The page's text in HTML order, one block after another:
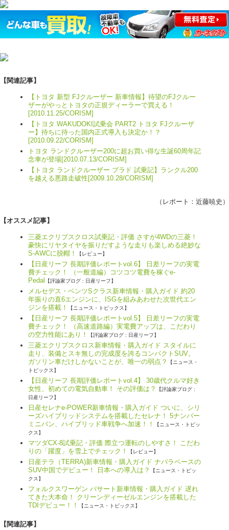
【関連記事】
【トヨタ 新型 FJクルーザー 新車情報】待望のFJクルー
ザーがやっとトヨタの正規ディーラーで買える！
[2010.11.25/CORISM]
【トヨタ WAKUDOKI試乗会 PART2 トヨタ FJクルーザ
ー】待ちに待った国内正式導入も決定か！？
[2010.09.22/CORISM]
トヨタ ランドクルーザー200に超お買い得な生誕60周年記
念車が登場[2010.07.13/CORISM]
【トヨタ ランドクルーザー プラド 試乗記】ランクル200
を越える悪路走破性[2009.10.28/CORISM]
（レポート： 近藤暁史 ）
【オススメ記事】
三菱エクリプスクロス試乗記・評価 さすが4WDの三菱！
豪快にリヤタイヤを振りだすような走りも楽しめる絶妙な
S-AWCに脱帽！
【レビュー】
【日産リーフ 長期評価レポートvol.6】 日差リーフの実電
費チェック！ （一般道編）コツコツ電費を稼ぐe-
Pedal
【評論家ブログ : 日産リーフ】
メルセデス・ベンツSクラス新車情報・購入ガイド 約20
年振りの直6エンジンに、ISGを組みあわせた次世代エン
ジンを搭載！
【ニュース・トピックス】
【日産リーフ 長期評価レポートvol.5】 日差リーフの実電
費チェック！ （高速道路編）実電費アップは、こだわり
の空力性能にあり！
【評論家ブログ : 日産リーフ】
三菱エクリプスクロス新車情報・購入ガイド スタイルに
走り、装備とスキ無しの完成度を誇るコンパクトSUV。
ガソリン車だけしかないことが、唯一の弱点？
【ニュース・
トピックス】
【日産リーフ 長期評価レポートvol.4】 30歳代クルマ好き
女性、初めての電気自動車！ その評価は？
【評論家ブログ :
日産リーフ】
日産セレナe-POWER新車情報・購入ガイド ついに、シリ
ーズハイブリッドシステムを搭載したセレナ！ 5ナンバー
ミニバン、ハイブリッド車戦争へ加速！！
【ニュース・トピッ
クス】
マツダCX-8試乗記・評価 際立つ運転のしやすさ！ こだわ
りの「躍度」を雪上でチェック！
【レビュー】
日産テラ（TERRA)新車情報・購入ガイド ナバラベースの
SUV中国でデビュー！ 日本への導入は？
【ニュース・トピッ
クス】
フォルクスワーゲン パサート新車情報・購入ガイド 遅れ
てきた大本命！ クリーンディーゼルエンジンを搭載した
TDIデビュー！！
【ニュース・トピックス】
【関連記事】